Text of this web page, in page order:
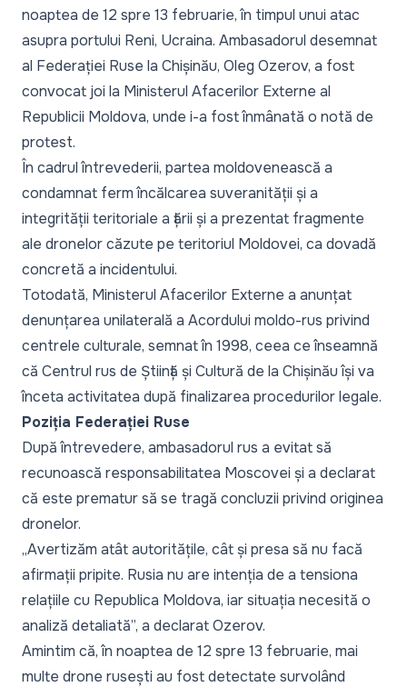
noaptea de 12 spre 13 februarie, în timpul unui atac
asupra portului Reni, Ucraina. Ambasadorul desemnat
al Federației Ruse la Chișinău, Oleg Ozerov, a fost
convocat joi la Ministerul Afacerilor Externe al
Republicii Moldova, unde i-a fost înmânată o notă de
protest.
În cadrul întrevederii, partea moldovenească a
condamnat ferm încălcarea suveranității și a
integrității teritoriale a țării și a prezentat fragmente
ale dronelor căzute pe teritoriul Moldovei, ca dovadă
concretă a incidentului.
Totodată, Ministerul Afacerilor Externe a anunțat
denunțarea unilaterală a Acordului moldo-rus privind
centrele culturale, semnat în 1998, ceea ce înseamnă
că Centrul rus de Știință și Cultură de la Chișinău își va
înceta activitatea după finalizarea procedurilor legale.
Poziția Federației Ruse
După întrevedere, ambasadorul rus a evitat să
recunoască responsabilitatea Moscovei și a declarat
că este prematur să se tragă concluzii privind originea
dronelor.
„Avertizăm atât autoritățile, cât și presa să nu facă
afirmații pripite. Rusia nu are intenția de a tensiona
relațiile cu Republica Moldova, iar situația necesită o
analiză detaliată”, a declarat Ozerov.
Amintim că, în noaptea de 12 spre 13 februarie, mai
multe drone rusești au fost detectate survolând